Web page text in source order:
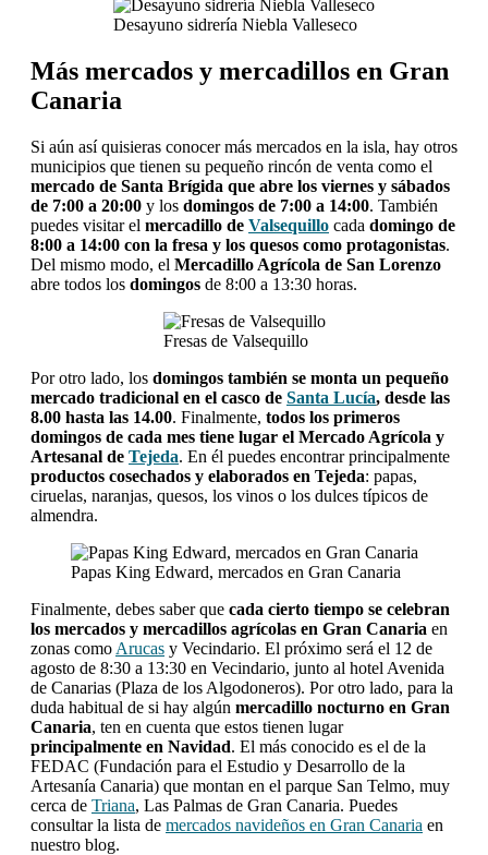
Desayuno sidrería Niebla Valleseco
Más mercados y mercadillos en Gran
Canaria
Si aún así quisieras conocer más mercados en la isla, hay otros
municipios que tienen su pequeño rincón de venta como el
mercado de Santa Brígida que abre los viernes y sábados
de 7:00 a 20:00 y los domingos de 7:00 a 14:00. También
puedes visitar el mercadillo de Valsequillo cada domingo de
8:00 a 14:00 con la fresa y los quesos como protagonistas.
Del mismo modo, el Mercadillo Agrícola de San Lorenzo
abre todos los domingos de 8:00 a 13:30 horas.
Fresas de Valsequillo
Por otro lado, los domingos también se monta un pequeño
mercado tradicional en el casco de Santa Lucía, desde las
8.00 hasta las 14.00. Finalmente, todos los primeros
domingos de cada mes tiene lugar el Mercado Agrícola y
Artesanal de Tejeda. En él puedes encontrar principalmente
productos cosechados y elaborados en Tejeda: papas,
ciruelas, naranjas, quesos, los vinos o los dulces típicos de
almendra.
Papas King Edward, mercados en Gran Canaria
Finalmente, debes saber que cada cierto tiempo se celebran
los mercados y mercadillos agrícolas en Gran Canaria en
zonas como Arucas y Vecindario. El próximo será el 12 de
agosto de 8:30 a 13:30 en Vecindario, junto al hotel Avenida
de Canarias (Plaza de los Algodoneros). Por otro lado, para la
duda habitual de si hay algún mercadillo nocturno en Gran
Canaria, ten en cuenta que estos tienen lugar
principalmente en Navidad. El más conocido es el de la
FEDAC (Fundación para el Estudio y Desarrollo de la
Artesanía Canaria) que montan en el parque San Telmo, muy
cerca de Triana, Las Palmas de Gran Canaria. Puedes
consultar la lista de mercados navideños en Gran Canaria en
nuestro blog.